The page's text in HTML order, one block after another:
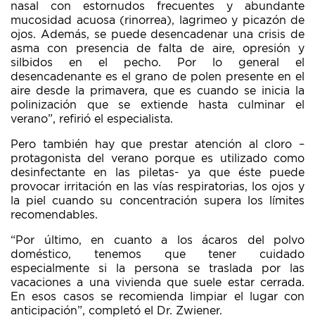
nasal con estornudos frecuentes y abundante
mucosidad acuosa (rinorrea), lagrimeo y picazón de
ojos. Además, se puede desencadenar una crisis de
asma con presencia de falta de aire, opresión y
silbidos en el pecho. Por lo general el
desencadenante es el grano de polen presente en el
aire desde la primavera, que es cuando se inicia la
polinización que se extiende hasta culminar el
verano”, refirió el especialista.
Pero también hay que prestar atención al cloro –
protagonista del verano porque es utilizado como
desinfectante en las piletas- ya que éste puede
provocar irritación en las vías respiratorias, los ojos y
la piel cuando su concentración supera los límites
recomendables.
“Por último, en cuanto a los ácaros del polvo
doméstico, tenemos que tener cuidado
especialmente si la persona se traslada por las
vacaciones a una vivienda que suele estar cerrada.
En esos casos se recomienda limpiar el lugar con
anticipación”, completó el Dr. Zwiener.